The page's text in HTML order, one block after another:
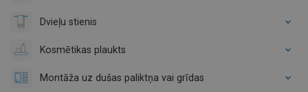
Dvieļu stienis
Kosmētikas plaukts
Montāža uz dušas paliktņa vai grīdas